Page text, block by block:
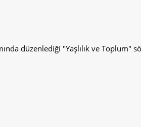
düzenlediği "Yaşlılık ve Toplum"